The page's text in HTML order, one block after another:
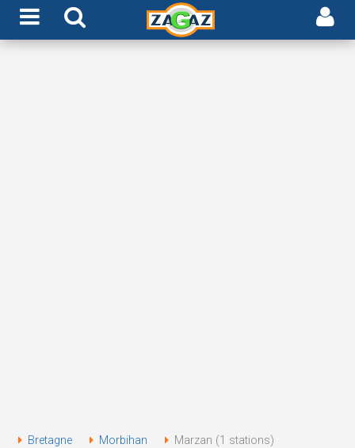
Bretagne Morbihan Marzan (1 stations)